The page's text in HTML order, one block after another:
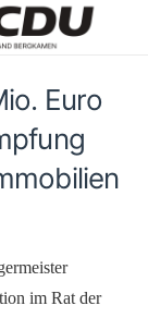
Euro
im Rat der